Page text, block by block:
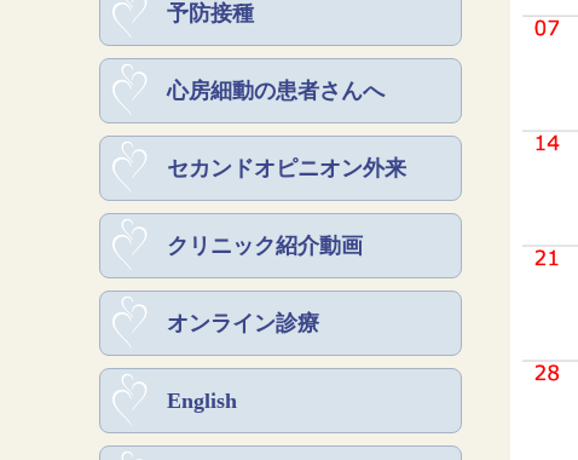
予防接種
心房細動の患者さんへ
セカンドオピニオン外来
クリニック紹介動画
オンライン診療
English